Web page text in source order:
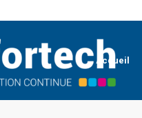
Accueil